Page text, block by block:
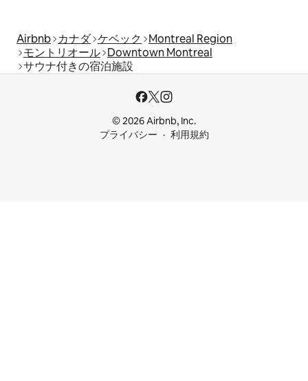
Airbnb カナダ ケベック
Montreal Region
モントリオール Downtown Montreal
サウナ付きの宿泊施設
© 2026 Airbnb, Inc.
プライバシー
利用規約